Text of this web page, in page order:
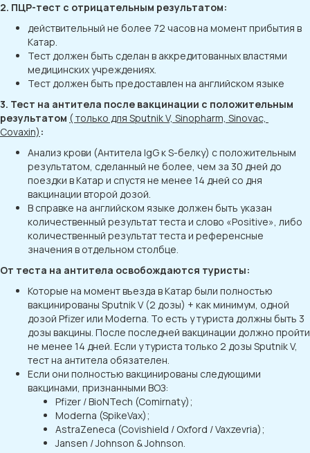
2. ПЦР-тест с отрицательным результатом:
действительный не более 72 часов на момент прибытия в
Катар.
Тест должен быть сделан в аккредитованных властями
медицинских учреждениях.
Тест должен быть предоставлен на английском языке
3. Тест на антитела после вакцинации с положительным
результатом ( только для Sputnik V, Sinopharm, Sinovac, ​
Covaxin) :
Анализ крови (Антитела IgG к S-белку) с положительным
результатом, сделанный не более, чем за 30 дней до
поездки в Катар и спустя не менее 14 дней со дня
вакцинации второй дозой.
В справке на английском языке должен быть указан
количественный результат теста и слово «Positive», либо
количественный результат теста и референсные
значения в отдельном столбце.
От теста на антитела освобождаются туристы:
Которые на момент въезда в Катар были полностью
вакцинированы Sputnik V (2 дозы) + как минимум, одной
дозой Pfizer или Moderna. То есть у туриста должны быть 3
дозы вакцины. После последней вакцинации должно пройти
не менее 14 дней. Если у туриста только 2 дозы Sputnik V,
тест на антитела обязателен.
Если они полностью вакцинированы следующими
вакцинами, признанными ВОЗ:
Pfizer / BioNTech (Comirnaty);
Moderna (SpikeVax);
AstraZeneca (Covishield / Oxford / Vaxzevria​);
Jansen / Johnson & Johnson.